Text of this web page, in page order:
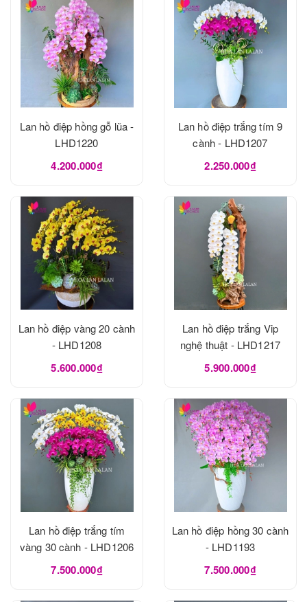
Lan hồ điệp hồng gỗ lũa -
LHD1220
4.200.000₫
Lan hồ điệp trắng tím 9
cành - LHD1207
2.250.000₫
Lan hồ điệp vàng 20 cành
- LHD1208
5.600.000₫
Lan hồ điệp trắng Vip
nghệ thuật - LHD1217
5.900.000₫
Lan hồ điệp trắng tím
vàng 30 cành - LHD1206
7.500.000₫
Lan hồ điệp hồng 30 cành
- LHD1193
7.500.000₫